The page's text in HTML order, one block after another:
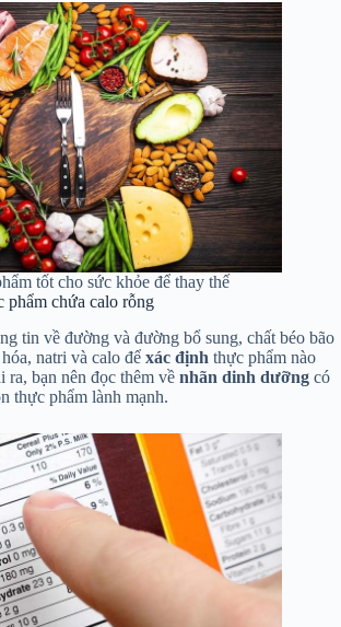
tốt cho sức khỏe để thay thế
phẩm chứa calo rỗng
tin về đường và đường bổ sung, chất béo bão
natri và calo để xác định thực phẩm nào
ra, bạn nên đọc thêm về nhãn dinh dưỡng có
thực phẩm lành mạnh.